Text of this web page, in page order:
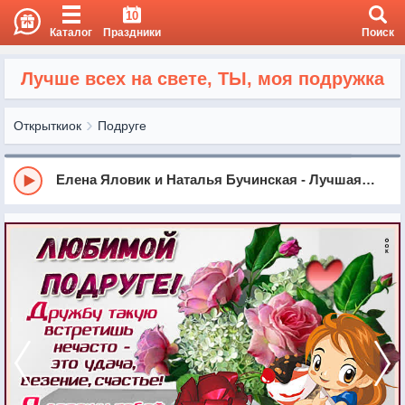
Каталог
10
Праздники Поиск
Лучше всех на свете, ТЫ, моя подружка
Открыткиок Подруге
Елена Яловик и Наталья Бучинская - Лучшая подруга